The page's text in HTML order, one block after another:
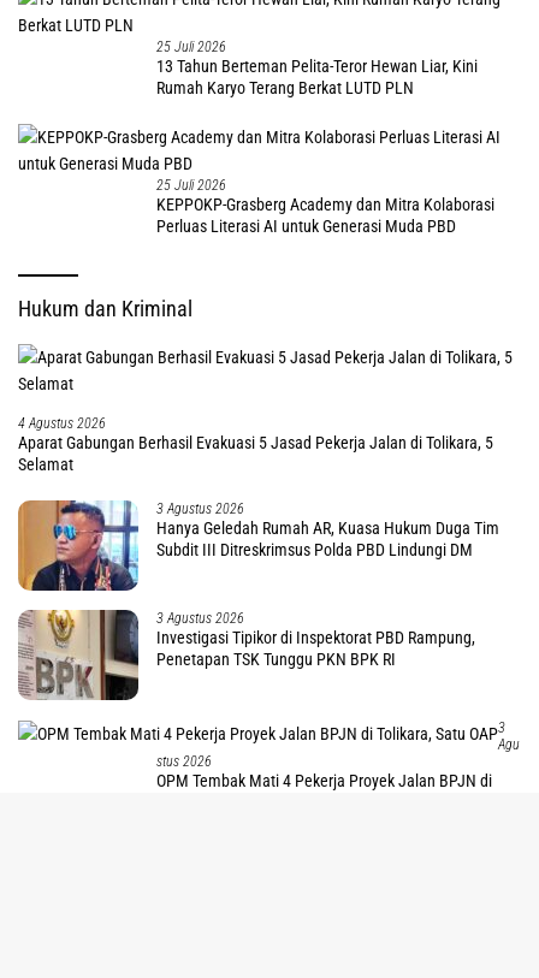
25 Juli 2026
13 Tahun Berteman Pelita-Teror Hewan Liar, Kini
Rumah Karyo Terang Berkat LUTD PLN
25 Juli 2026
KEPPOKP-Grasberg Academy dan Mitra Kolaborasi
Perluas Literasi AI untuk Generasi Muda PBD
Hukum dan Kriminal
4 Agustus 2026
Aparat Gabungan Berhasil Evakuasi 5 Jasad Pekerja Jalan di Tolikara, 5
Selamat
3 Agustus 2026
Hanya Geledah Rumah AR, Kuasa Hukum Duga Tim
Subdit III Ditreskrimsus Polda PBD Lindungi DM
3 Agustus 2026
Investigasi Tipikor di Inspektorat PBD Rampung,
Penetapan TSK Tunggu PKN BPK RI
3
Agu
Stus 2026
OPM Tembak Mati 4 Pekerja Proyek Jalan BPJN di